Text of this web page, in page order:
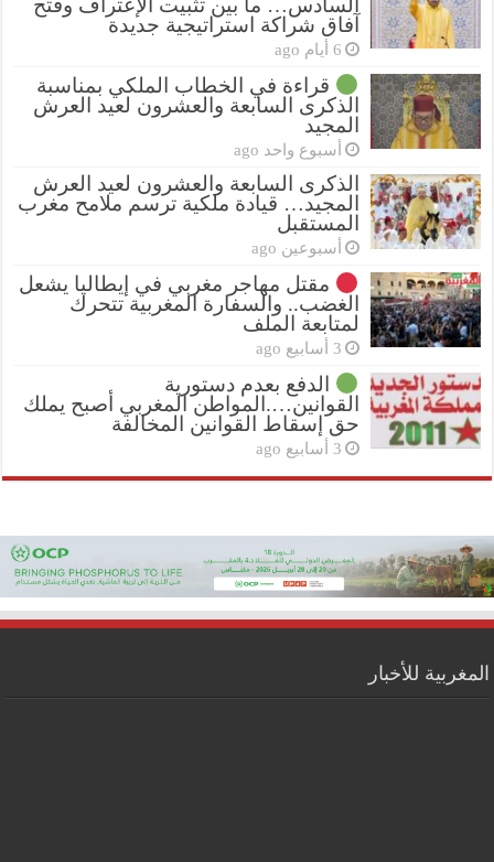
السادس… ما بين تثبيت الإعتراف وفتح
آفاق شراكة استراتيجية جديدة
6 أيام ago
قراءة في الخطاب الملكي بمناسبة
الذكرى السابعة والعشرون لعيد العرش
المجيد
أسبوع واحد ago
الذكرى السابعة والعشرون لعيد العرش
المجيد… قيادة ملكية ترسم ملامح مغرب
المستقبل
أسبوعين ago
مقتل مهاجر مغربي في إيطاليا يشعل
الغضب.. والسفارة المغربية تتحرك
لمتابعة الملف
3 أسابيع ago
الدفع بعدم دستورية
القوانين….المواطن المغربي أصبح يملك
حق إسقاط القوانين المخالفة
3 أسابيع ago
المغربية للأخبار